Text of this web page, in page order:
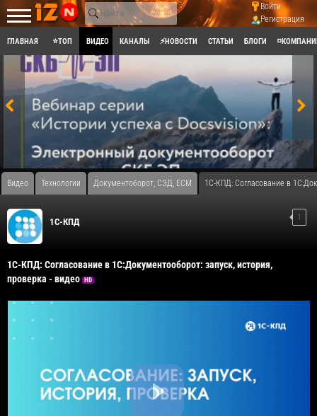
Войти
Регистрация
ГЛАВНАЯ ⭐ТОП ВИДЕО КАНАЛЫ ⚡НОВОСТИ СТАТЬИ БЛОГИ
Видео Технологии Документоборот, СЭД, ECM 1С-КПД: Согласование в
1С-КПД 1
1С-КПД: Согласование в 1С:Документооборот: запуск, история,
проверка - видео
HD